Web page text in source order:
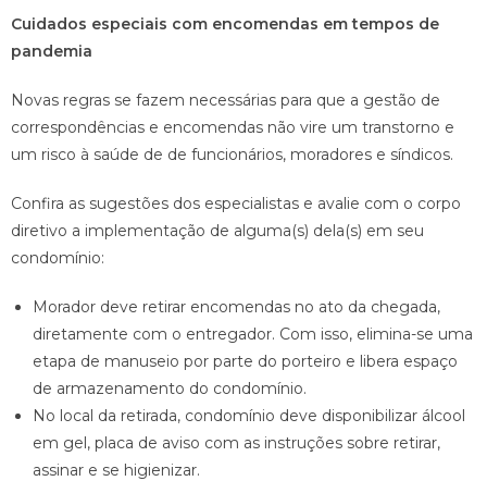
Cuidados especiais com encomendas em tempos de
pandemia
Novas regras se fazem necessárias para que a gestão de
correspondências e encomendas não vire um transtorno e
um risco à saúde de de funcionários, moradores e síndicos.
Confira as sugestões dos especialistas e avalie com o corpo
diretivo a implementação de alguma(s) dela(s) em seu
condomínio:
Morador deve retirar encomendas no ato da chegada,
diretamente com o entregador. Com isso, elimina-se uma
etapa de manuseio por parte do porteiro e libera espaço
de armazenamento do condomínio.
No local da retirada, condomínio deve disponibilizar álcool
em gel, placa de aviso com as instruções sobre retirar,
assinar e se higienizar.